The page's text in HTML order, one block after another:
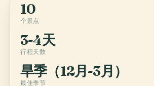
10
个景点
3-4天
行程天数
旱季（12月-3月）
最佳季节